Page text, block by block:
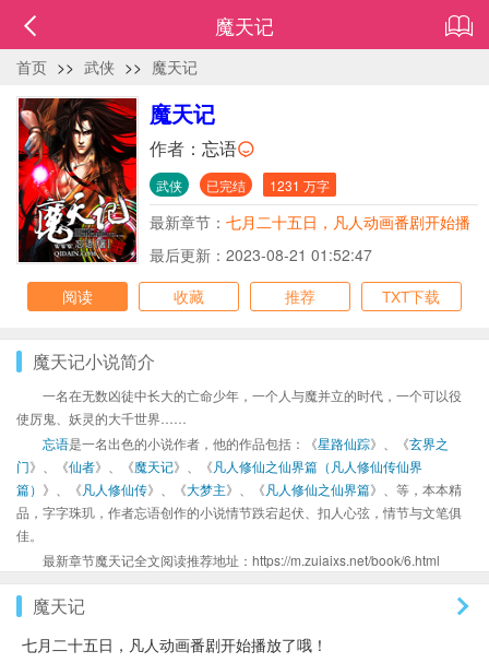
魔天记
首页 >> 武侠 >> 魔天记
魔天记
作者： 忘语
武侠 已完结 1231 万字
最新章节： 七月二十五日，凡人动画番剧开始播
放了哦！
最后更新：2023-08-21 01:52:47
阅读
收藏 推荐 TXT下载
魔天记小说简介
一名在无数凶徒中长大的亡命少年，一个人与魔并立的时代，一个可以役
使厉鬼、妖灵的大千世界……
忘语是一名出色的小说作者，他的作品包括：《星路仙踪》、《玄界之
门》、《仙者》、《魔天记》、《凡人修仙之仙界篇（凡人修仙传仙界
篇） 》、《凡人修仙传》、《大梦主》、《凡人修仙之仙界篇》、等，本本精
品，字字珠玑，作者忘语创作的小说情节跌宕起伏、扣人心弦，情节与文笔俱
佳。
最新章节魔天记全文阅读推荐地址：https://m.zuiaixs.net/book/6.html
魔天记
七月二十五日，凡人动画番剧开始播放了哦！